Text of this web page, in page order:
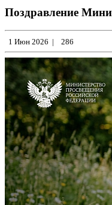
Поздравление
1 Июн 2026 | 286